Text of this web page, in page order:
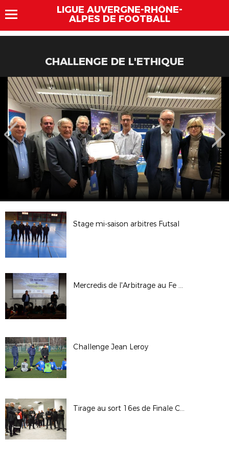
LIGUE AUVERGNE-RHÔNE-
ALPES DE FOOTBALL
CHALLENGE DE L'ETHIQUE
Stage mi-saison arbitres Futsal
Mercredis de l'Arbitrage au Fe - 31/01/18
Challenge Jean Leroy
Tirage au sort 16es de Finale Coupe LAuRAFoot